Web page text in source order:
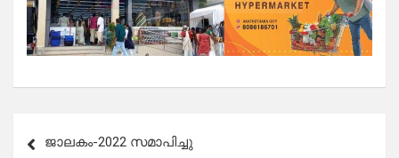
ജാലകം-2022 സമാപിച്ചു